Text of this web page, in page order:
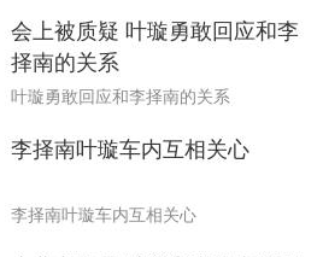
会上被质疑 叶璇勇敢回应和李
择南的关系
叶璇勇敢回应和李择南的关系
李择南叶璇车内互相关心
李择南叶璇车内互相关心